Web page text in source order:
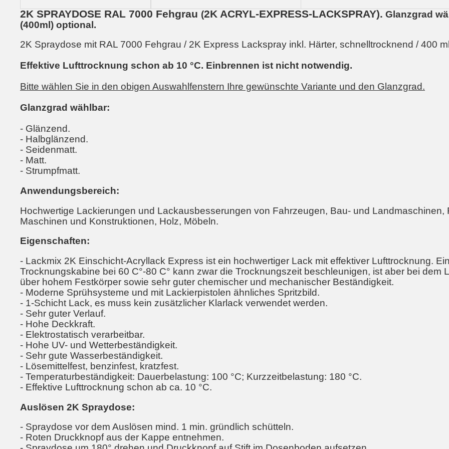
2K SPRAYDOSE RAL 7000 Fehgrau (2K ACRYL-EXPRESS-LACKSPRAY). Glanzgrad
(400ml) optional.
2K Spraydose mit RAL 7000 Fehgrau / 2K Express Lackspray inkl. Härter, schnelltrocknend / 400
Effektive Lufttrocknung schon ab 10 °C. Einbrennen ist nicht notwendig.
Bitte wählen Sie in den obigen Auswahlfenstern Ihre gewünschte Variante und den Glanzgrad.
Glanzgrad wählbar:
- Glänzend.
- Halbglänzend.
- Seidenmatt.
- Matt.
- Strumpfmatt.
Anwendungsbereich:
Hochwertige Lackierungen und Lackausbesserungen von Fahrzeugen, Bau- und
Maschinen und Konstruktionen, Holz, Möbeln.
Eigenschaften:
- Lackmix 2K Einschicht-Acryllack Express ist ein hochwertiger Lack mit effektiver Lufttrocknung.
Trocknungskabine bei 60 C°-80 C° kann zwar die Trocknungszeit beschleunigen, ist aber bei
über hohem Festkörper sowie sehr guter chemischer und mechanischer Beständigkeit.
- Moderne Sprühsysteme und mit Lackierpistolen ähnliches Spritzbild.
- 1-Schicht Lack, es muss kein zusätzlicher Klarlack verwendet werden.
- Sehr guter Verlauf.
- Hohe Deckkraft.
- Elektrostatisch verarbeitbar.
- Hohe UV- und Wetterbeständigkeit.
- Sehr gute Wasserbeständigkeit.
- Lösemittelfest, benzinfest, kratzfest.
- Temperaturbeständigkeit: Dauerbelastung: 100 °C; Kurzzeitbelastung: 180 °C.
- Effektive Lufttrocknung schon ab ca. 10 °C.
Auslösen 2K Spraydose:
- Spraydose vor dem Auslösen mind. 1 min. gründlich schütteln.
- Roten Druckknopf aus der Kappe entnehmen.